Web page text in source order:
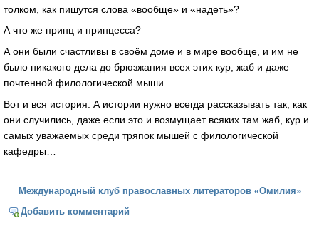
толком, как пишутся слова «вообще» и «надеть»?
А что же принц и принцесса?
А они были счастливы в своём доме и в мире вообще, и им не
было никакого дела до брюзжания всех этих кур, жаб и даже
почтенной филологической мыши…
Вот и вся история. А истории нужно всегда рассказывать так, как
они случились, даже если это и возмущает всяких там жаб, кур и
самых уважаемых среди тряпок мышей с филологической
кафедры…
Международный клуб православных литераторов «Омилия»
Добавить комментарий